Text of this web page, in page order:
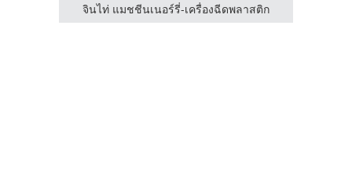
จินไท่ แมชชีนเนอร์รี่-เครื่องฉีดพลาสติก